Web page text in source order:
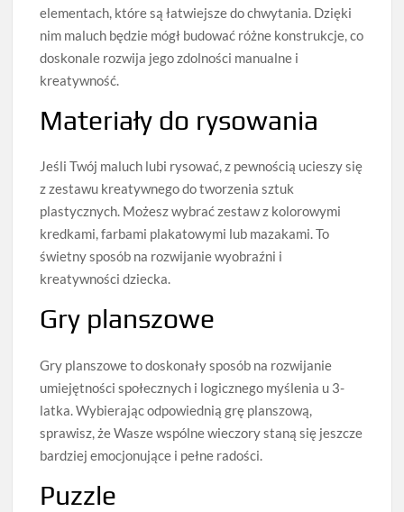
elementach, które są łatwiejsze do chwytania. Dzięki
nim maluch będzie mógł budować różne konstrukcje, co
doskonale rozwija jego zdolności manualne i
kreatywność.
Materiały do rysowania
Jeśli Twój maluch lubi rysować, z pewnością ucieszy się
z zestawu kreatywnego do tworzenia sztuk
plastycznych. Możesz wybrać zestaw z kolorowymi
kredkami, farbami plakatowymi lub mazakami. To
świetny sposób na rozwijanie wyobraźni i
kreatywności dziecka.
Gry planszowe
Gry planszowe to doskonały sposób na rozwijanie
umiejętności społecznych i logicznego myślenia u 3-
latka. Wybierając odpowiednią grę planszową,
sprawisz, że Wasze wspólne wieczory staną się jeszcze
bardziej emocjonujące i pełne radości.
Puzzle